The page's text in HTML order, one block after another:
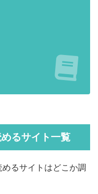
るサイト一覧
るサイトはどこか調